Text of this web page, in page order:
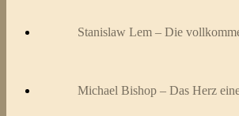
Stanislaw Lem – Die
Michael Bishop – Das Herz